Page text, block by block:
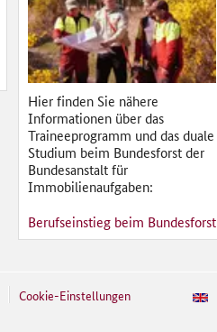
Nachname*
E-Mail*
Bitte um Rückruf
Telefon
Ihre Adresse
Straße / Hausnr.
PLZ
Ort
Nachricht
Sicherheitsabfrage*
Hier finden Sie nähere
Informationen über das
Traineeprogramm und das duale
Studium beim Bundesforst der
Bundesanstalt für
Immobilienaufgaben:
Berufseinstieg beim Bundesforst
Cookie-Einstellungen